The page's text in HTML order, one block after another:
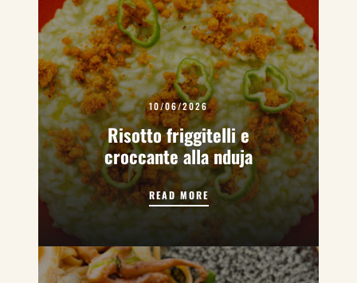
10/06/2026
Risotto friggitelli e
croccante alla nduja
READ MORERISOTTO FRIGGITELLI E